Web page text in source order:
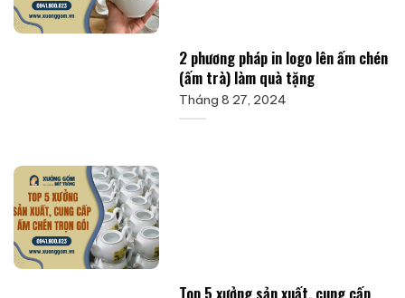
2 phương pháp in logo lên ấm chén
(ấm trà) làm quà tặng
Tháng 8 27, 2024
Top 5 xưởng sản xuất, cung cấp